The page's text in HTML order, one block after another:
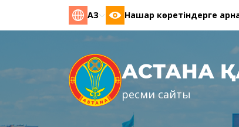
ҚАЗ Нашар көретіндерге
АСТАНА
ресми сайты